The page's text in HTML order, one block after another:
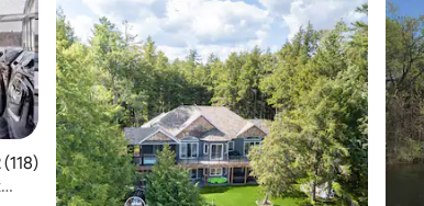
de 4,92 sur 5, 118 commentaires